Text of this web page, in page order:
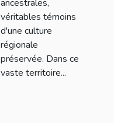
ancestrales,
véritables témoins
d'une culture
régionale
préservée. Dans ce
vaste territoire...